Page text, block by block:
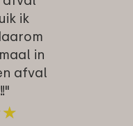
ik
in
afval
★
★